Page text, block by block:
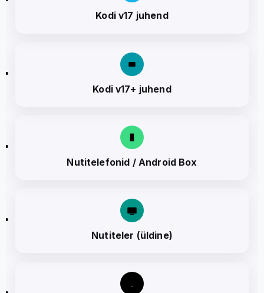
Kodi v17 juhend
Kodi v17+ juhend
Nutitelefonid / Android Box
Nutiteler (üldine)